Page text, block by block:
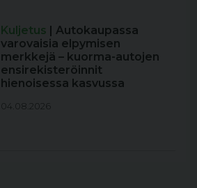
Kuljetus
| Autokaupassa
varovaisia elpymisen
merkkejä – kuorma-autojen
ensirekisteröinnit
hienoisessa kasvussa
04.08.2026